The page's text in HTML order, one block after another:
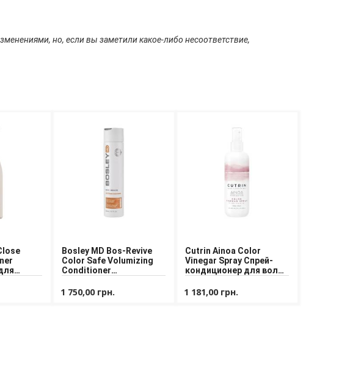
но, если вы заметили какое-либо несоответствие,
Bosley MD Bos-Revive
Color Safe Volumizing
Conditioner
объема
1 750,00 грн.
Cutrin Ainoa Color
Vinegar Spray Спрей-
кондиционер для волос
1 181,00 грн.